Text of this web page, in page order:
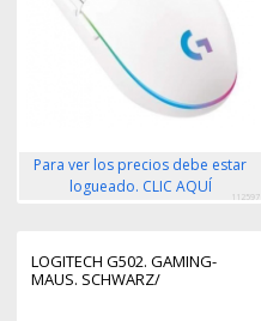
Para ver los precios debe estar
logueado. CLIC AQUÍ
112597
LOGITECH G502. GAMING-
MAUS. SCHWARZ/